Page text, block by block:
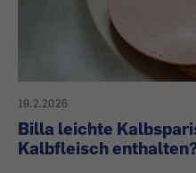
19.2.2026
Billa leichte
Kalbfleisch